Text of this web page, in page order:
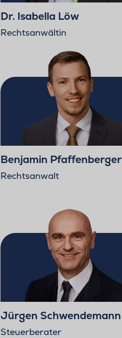
Dr. Isabella Löw
Rechtsanwältin
Benjamin Pfaffenberger
Rechtsanwalt
Jürgen Schwendemann
Steuerberater